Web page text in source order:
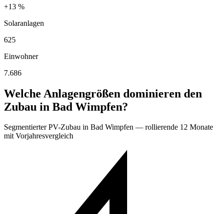
+13 %
Solaranlagen
625
Einwohner
7.686
Welche Anlagengrößen dominieren den
Zubau in Bad Wimpfen?
Segmentierter PV-Zubau in Bad Wimpfen — rollierende 12 Monate
mit Vorjahresvergleich